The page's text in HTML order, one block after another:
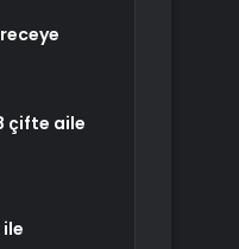
çifte aile
ile